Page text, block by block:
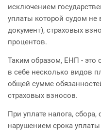
исключением
уплаты которой судом
документ), страховых
процентов.
Таким образом, ЕНП - это
в себе несколько видов
общей сумме
страховых взносов.
При уплате налога,
нарушением срока